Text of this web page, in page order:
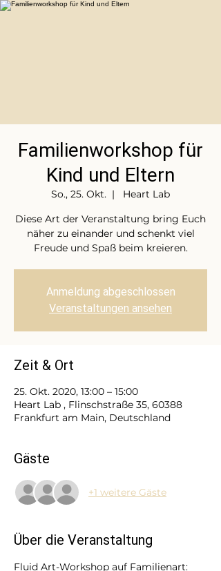
Familienworkshop für
Kind und Eltern
So., 25. Okt.
  |
Heart Lab
Diese Art der Veranstaltung bring Euch
näher zu einander und schenkt viel
Freude und Spaß beim kreieren.
Anmeldung abgeschlossen
Veranstaltungen ansehen
Zeit & Ort
25. Okt. 2020, 13:00 – 15:00
Heart Lab , Flinschstraße 35, 60388
Frankfurt am Main, Deutschland
Gäste
+1 weitere Gäste
Über die Veranstaltung
Fluid Art-Workshop auf Familienart: